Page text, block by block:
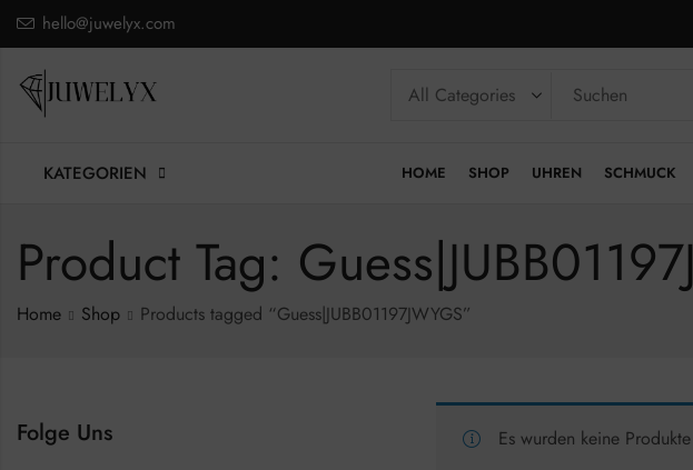
hello@juwelyx.com
KATEGORIEN HOME SHOP UHREN SCHMUCK
Product Tag:
Home Shop Products tagged “Guess|JUBB01197JWYGS”
Es wurden keine
Folge Uns